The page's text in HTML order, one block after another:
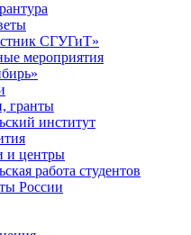
СГУГиТ»
мероприятия
гранты
институт
и центры
работа студентов
России